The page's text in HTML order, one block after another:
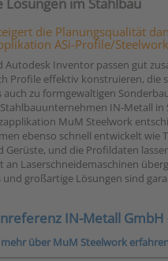
Lösungen im Stahlbau
die Planungsqualität
ASi-Profile/
Autodesk Inventor passen gut
Profile effektiv konstruieren, die
auch zu formgewaltigen
Stahlbauunternehmen IN-Metall in
MuM Steelwork
ebenso schnell entwickelt wie
Gerüste, und die Profildaten
an Laserschneidemaschinen
und großartige Lösungen sind
IN-Metall GmbH
über MuM Steelwork